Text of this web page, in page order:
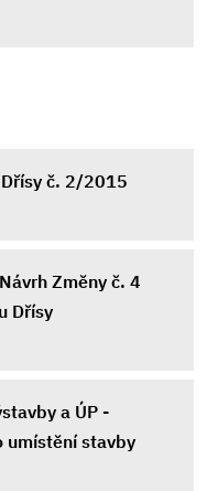
č. 2/2015
Změny č. 4
Dřísy
a ÚP -
umístění stavby